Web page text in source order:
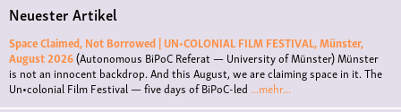
Neuester Artikel
Space Claimed, Not Borrowed | UN•COLONIAL FILM FESTIVAL, Münster,
August 2026(Autonomous BiPoC Referat — University of Münster)Münster
is not an innocent backdrop. And this August, we are claiming space in it. The
Un•colonial Film Festival — five days of BiPoC-led ...mehr...